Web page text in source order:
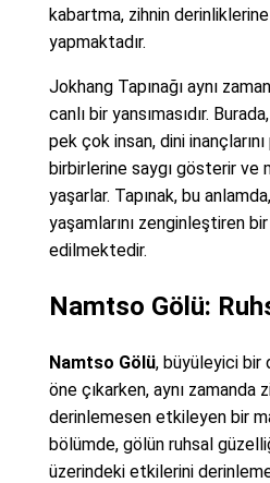
kabartma, zihnin
yapmaktadır.
Jokhang Tapınağı aynı
canlı bir yansımasıdır.
pek çok insan, dini inançlarını
birbirlerine saygı gösterir ve
yaşarlar. Tapınak, bu
yaşamlarını zenginleştiren
edilmektedir.
Namtso Gölü:
Namtso Gölü, büyüleyici bir
öne çıkarken, aynı zamanda
derinlemesen etkileyen bir
bölümde, gölün ruhsal
üzerindeki etkilerini